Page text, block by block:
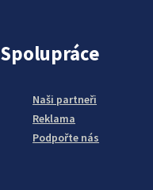
Spolupráce
Naši partneři
Reklama
Podpořte nás